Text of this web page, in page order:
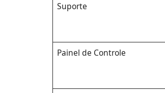
Suporte
Painel de Controle